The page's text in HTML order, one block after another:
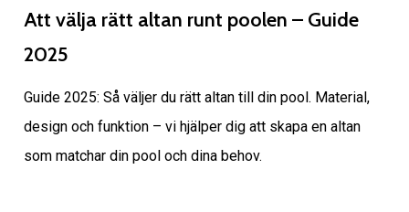
Att välja rätt altan runt poolen – Guide
2025
Guide 2025: Så väljer du rätt altan till din pool. Material,
design och funktion – vi hjälper dig att skapa en altan
som matchar din pool och dina behov.